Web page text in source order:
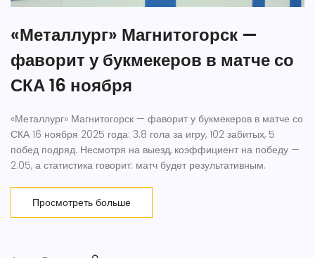
«Металлург» Магнитогорск —
фаворит у букмекеров в матче со
СКА 16 ноября
«Металлург» Магнитогорск — фаворит у букмекеров в матче со
СКА 16 ноября 2025 года: 3.8 гола за игру, 102 забитых, 5
побед подряд. Несмотря на выезд, коэффициент на победу —
2.05, а статистика говорит: матч будет результативным.
Просмотреть больше